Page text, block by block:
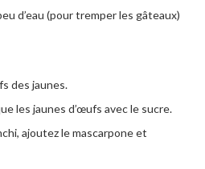
d’eau (pour tremper les gâteaux)
des jaunes.
les jaunes d’œufs avec le sucre.
ajoutez le mascarpone et